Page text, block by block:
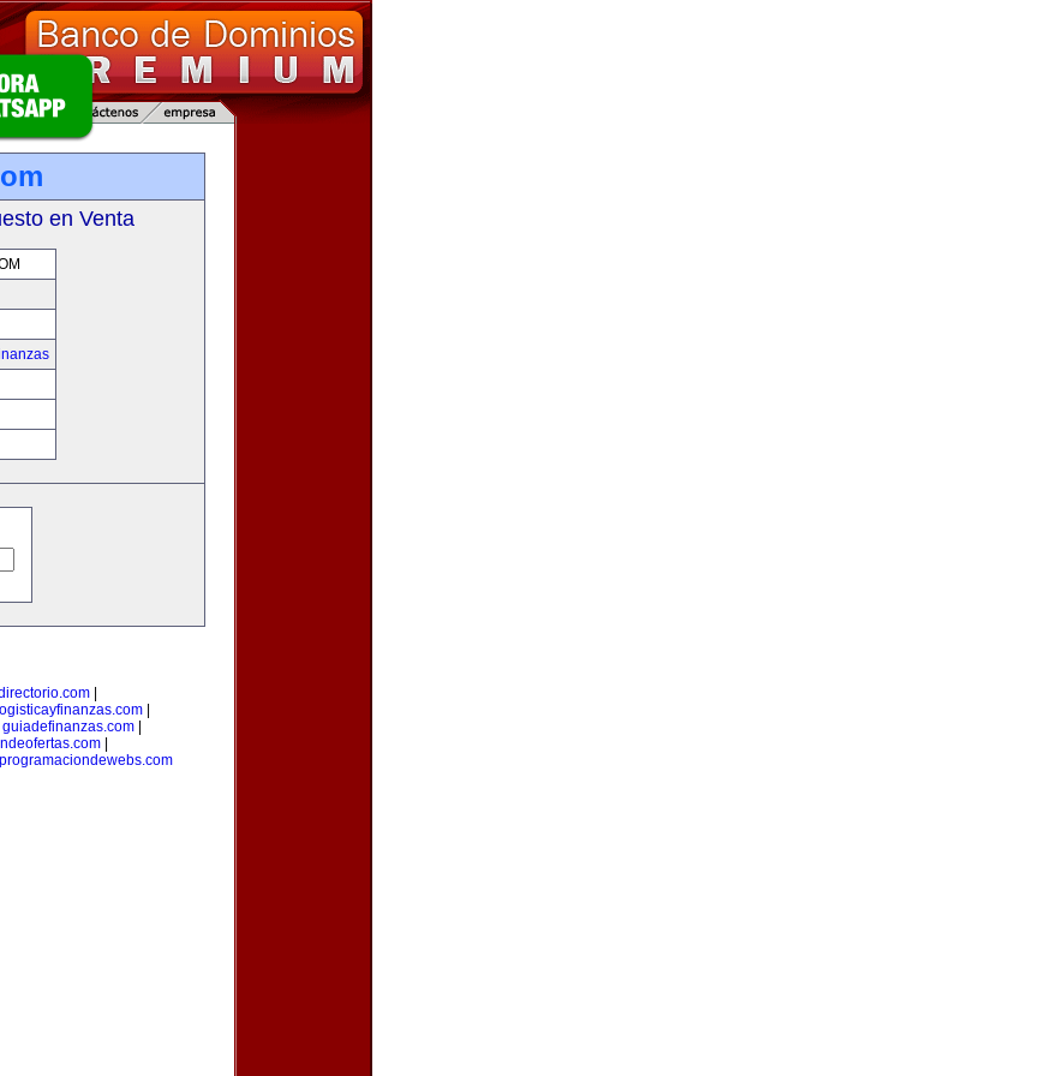
en Venta
|
logisticayfinanzas.com|
guiadefinanzas.com
programaciondewebs.com